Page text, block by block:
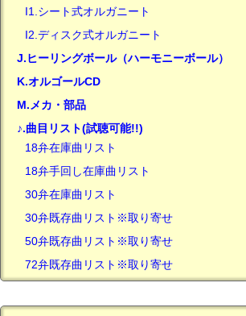
I1.シート式オルガニート
I2.ディスク式オルガニート
J.ヒーリングボール（ハーモニーボール）
K.オルゴールCD
M.メカ・部品
♪.曲目リスト(試聴可能!!)
18弁在庫曲リスト
18弁手回し在庫曲リスト
30弁在庫曲リスト
30弁既存曲リスト※取り寄せ
50弁既存曲リスト※取り寄せ
72弁既存曲リスト※取り寄せ